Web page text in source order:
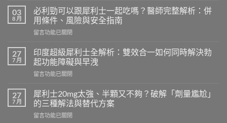
利
勁
療
程
要
多
久？
完
指
南：
港
03
8 月
必利勁可以跟犀利士一起吃嗎？醫師完整解析：併
用條件、風險與安全指南
在
利
勁
可
以
犀
利
士
一
留言功能已關閉
27
7 月
印度超級犀利士全解析：雙效合一如何同時解決勃
起功能障礙與早洩
在
度
超
級
犀
留言功能已關閉
27
7 月
犀利士20mg太強、半顆又不夠？破解「劑量尷尬」
的三種解法與替代方案
在
留言功能已關閉